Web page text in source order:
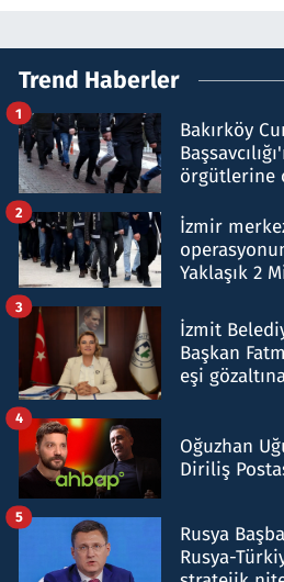
Trend Haberler
Bakırköy
örgütlerine
1
İzmir
Yaklaşık 2
2
İzmit
Başkan
eşi
3
Oğuzhan
Diriliş
4
Rusya
Rusya-
5